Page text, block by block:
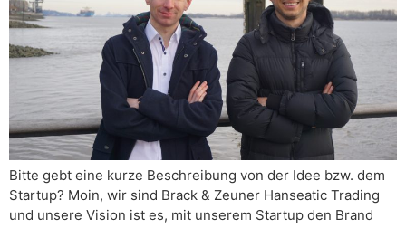
Bitte gebt eine kurze Beschreibung von der Idee bzw. dem
Startup? Moin, wir sind Brack & Zeuner Hanseatic Trading
und unsere Vision ist es, mit unserem Startup den Brand